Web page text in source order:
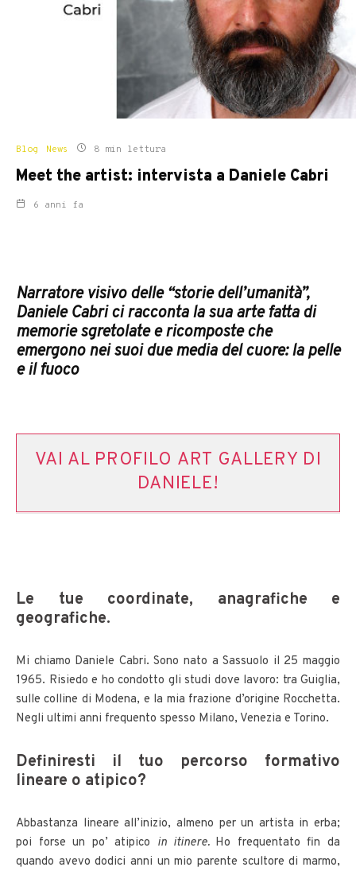
Blog News 8 min lettura
Meet the artist: intervista a Daniele Cabri
6 anni fa
Narratore visivo delle “storie dell’umanità”,
Daniele Cabri ci racconta la sua arte fatta di
memorie sgretolate e ricomposte che
emergono nei suoi due media del cuore: la pelle
e il fuoco
VAI AL PROFILO ART GALLERY DI
DANIELE!
Le tue coordinate, anagrafiche e
geografiche.
Mi chiamo Daniele Cabri. Sono nato a Sassuolo il 25 maggio
1965. Risiedo e ho condotto gli studi dove lavoro: tra Guiglia,
sulle colline di Modena, e la mia frazione d’origine Rocchetta.
Negli ultimi anni frequento spesso Milano, Venezia e Torino.
Definiresti il tuo percorso formativo
lineare o atipico?
Abbastanza lineare all’inizio, almeno per un artista in erba;
poi forse un po’ atipico in itinere. Ho frequentato fin da
quando avevo dodici anni un mio parente scultore di marmo,